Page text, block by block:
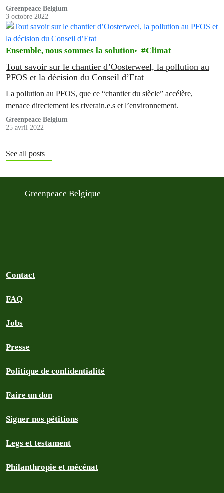
soutien mensuel.
Greenpeace Belgium
3 octobre 2022
Ensemble, nous sommes la solution Climat
Tout savoir sur le chantier d’Oosterweel, la pollution au
PFOS et la décision du Conseil d’Etat
La pollution au PFOS, que ce “chantier du siècle” accélère,
menace directement les riverain.e.s et l’environnement.
Greenpeace Belgium
25 avril 2022
See all posts
Greenpeace Belgique
Contact
FAQ
Jobs
Presse
Politique de confidentialité
Faire un don
Signer nos pétitions
Legs et testament
Philanthropie et mécénat